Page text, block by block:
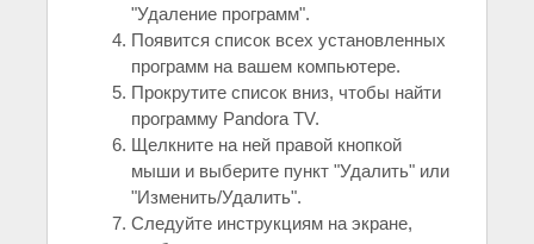
"Удаление программ".
Появится список всех установленных
программ на вашем компьютере.
Прокрутите список вниз, чтобы найти
программу Pandora TV.
Щелкните на ней правой кнопкой
мыши и выберите пункт "Удалить" или
"Изменить/Удалить".
Следуйте инструкциям на экране,